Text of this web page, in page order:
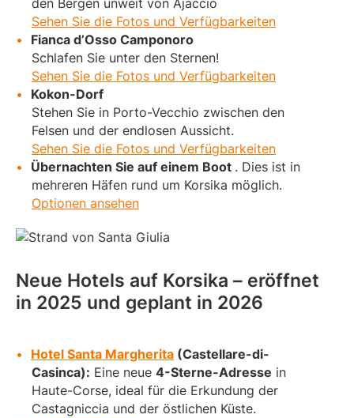
den Bergen unweit von Ajaccio
Sehen Sie die Fotos und Verfügbarkeiten
Fianca d’Osso Camponoro
Schlafen Sie unter den Sternen!
Sehen Sie die Fotos und Verfügbarkeiten
Kokon-Dorf
Stehen Sie in Porto-Vecchio zwischen den
Felsen und der endlosen Aussicht.
Sehen Sie die Fotos und Verfügbarkeiten
Übernachten Sie auf einem Boot . Dies ist in
mehreren Häfen rund um Korsika möglich.
Optionen ansehen
Neue Hotels auf Korsika – eröffnet
in 2025 und geplant in 2026
Hotel Santa Margherita (Castellare-di-
Casinca): Eine neue 4-Sterne-Adresse in
Haute-Corse, ideal für die Erkundung der
Castagniccia und der östlichen Küste.